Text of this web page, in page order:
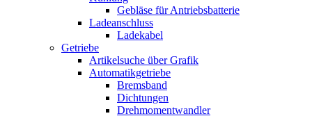
Gebläse für Antriebsbatterie
Ladeanschluss
Ladekabel
Getriebe
Artikelsuche über Grafik
Automatikgetriebe
Bremsband
Dichtungen
Drehmomentwandler